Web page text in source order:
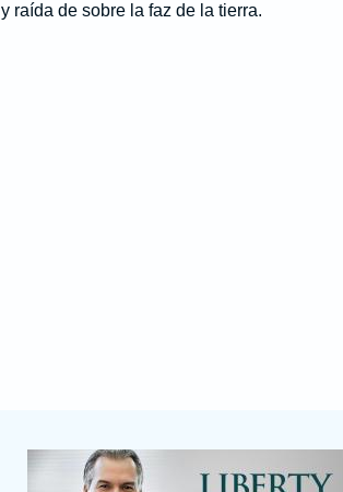
y raída de sobre la faz de la tierra.